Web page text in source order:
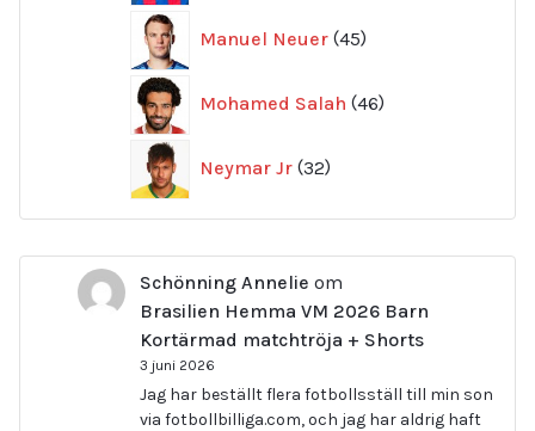
Manuel Neuer 45
produkter
Mohamed Salah 46
produkter
Neymar Jr 32
produkter
Schönning Annelie om
Brasilien Hemma VM 2026 Barn
Kortärmad matchtröja + Shorts
3 juni 2026
Jag har beställt flera fotbollsställ till min son
via fotbollbilliga.com, och jag har aldrig haft